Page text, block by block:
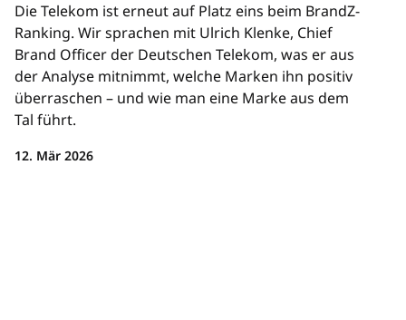
Die Telekom ist erneut auf Platz eins beim BrandZ-
Ranking. Wir sprachen mit Ulrich Klenke, Chief
Brand Officer der Deutschen Telekom, was er aus
der Analyse mitnimmt, welche Marken ihn positiv
überraschen – und wie man eine Marke aus dem
Tal führt.
12. Mär 2026